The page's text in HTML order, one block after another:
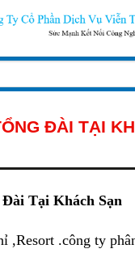
ĐÀI TẠI
Tại Khách Sạn
,Resort .công ty